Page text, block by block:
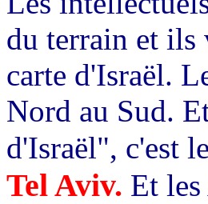
du terrain et ils
carte d'Israël.
Nord au Sud.
d'Israël", c'est
Tel Aviv. Et